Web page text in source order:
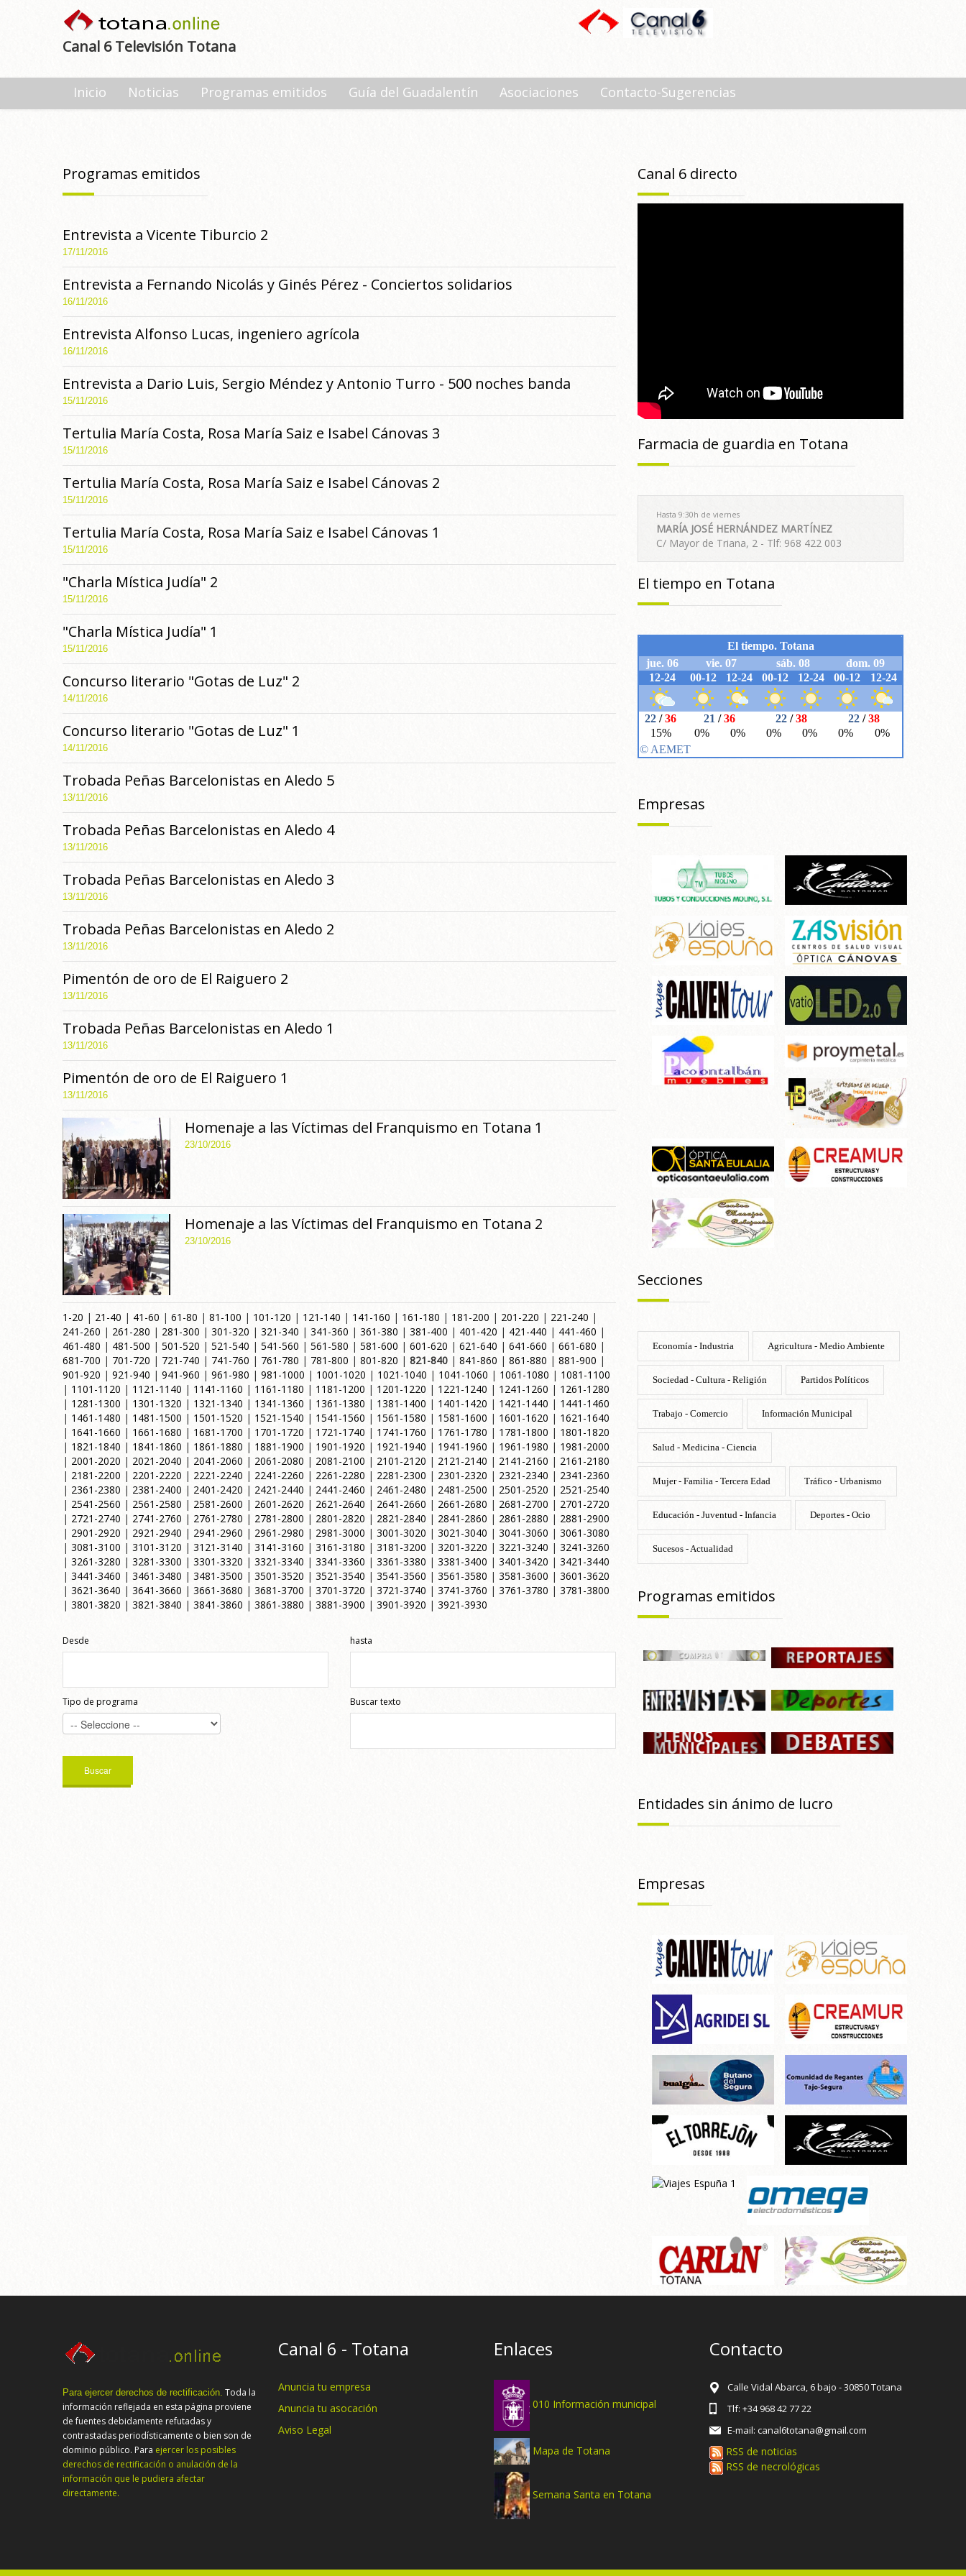
Canal 6 Televisión Totana
Inicio Noticias Programas emitidos Guía del Guadalentín Asociaciones Contacto-Sugerencias
Programas emitidos
Entrevista a Vicente Tiburcio 2
17/11/2016
Entrevista a Fernando Nicolás y Ginés Pérez - Conciertos solidarios
16/11/2016
Entrevista Alfonso Lucas, ingeniero agrícola
16/11/2016
Entrevista a Dario Luis, Sergio Méndez y Antonio Turro - 500 noches banda
15/11/2016
Tertulia María Costa, Rosa María Saiz e Isabel Cánovas 3
15/11/2016
Tertulia María Costa, Rosa María Saiz e Isabel Cánovas 2
15/11/2016
Tertulia María Costa, Rosa María Saiz e Isabel Cánovas 1
15/11/2016
"Charla Mística Judía" 2
15/11/2016
"Charla Mística Judía" 1
15/11/2016
Concurso literario "Gotas de Luz" 2
14/11/2016
Concurso literario "Gotas de Luz" 1
14/11/2016
Trobada Peñas Barcelonistas en Aledo 5
13/11/2016
Trobada Peñas Barcelonistas en Aledo 4
13/11/2016
Trobada Peñas Barcelonistas en Aledo 3
13/11/2016
Trobada Peñas Barcelonistas en Aledo 2
13/11/2016
Pimentón de oro de El Raiguero 2
13/11/2016
Trobada Peñas Barcelonistas en Aledo 1
13/11/2016
Pimentón de oro de El Raiguero 1
13/11/2016
Homenaje a las Víctimas del Franquismo en Totana 1
23/10/2016
Homenaje a las Víctimas del Franquismo en Totana 2
23/10/2016
1-20 | 21-40 | 41-60 | 61-80 | 81-100 | 101-120 | 121-140 | 141-160 | 161-180 | 181-200 | 201-220 | 221-240 |
241-260 | 261-280 | 281-300 | 301-320 | 321-340 | 341-360 | 361-380 | 381-400 | 401-420 | 421-440 | 441-460 |
461-480 | 481-500 | 501-520 | 521-540 | 541-560 | 561-580 | 581-600 | 601-620 | 621-640 | 641-660 | 661-680 |
681-700 | 701-720 | 721-740 | 741-760 | 761-780 | 781-800 | 801-820 | 821-840 | 841-860 | 861-880 | 881-900 |
901-920 | 921-940 | 941-960 | 961-980 | 981-1000 | 1001-1020 | 1021-1040 | 1041-1060 | 1061-1080 | 1081-1100
| 1101-1120 | 1121-1140 | 1141-1160 | 1161-1180 | 1181-1200 | 1201-1220 | 1221-1240 | 1241-1260 | 1261-1280
| 1281-1300 | 1301-1320 | 1321-1340 | 1341-1360 | 1361-1380 | 1381-1400 | 1401-1420 | 1421-1440 | 1441-1460
| 1461-1480 | 1481-1500 | 1501-1520 | 1521-1540 | 1541-1560 | 1561-1580 | 1581-1600 | 1601-1620 | 1621-1640
| 1641-1660 | 1661-1680 | 1681-1700 | 1701-1720 | 1721-1740 | 1741-1760 | 1761-1780 | 1781-1800 | 1801-1820
| 1821-1840 | 1841-1860 | 1861-1880 | 1881-1900 | 1901-1920 | 1921-1940 | 1941-1960 | 1961-1980 | 1981-2000
| 2001-2020 | 2021-2040 | 2041-2060 | 2061-2080 | 2081-2100 | 2101-2120 | 2121-2140 | 2141-2160 | 2161-2180
| 2181-2200 | 2201-2220 | 2221-2240 | 2241-2260 | 2261-2280 | 2281-2300 | 2301-2320 | 2321-2340 | 2341-2360
| 2361-2380 | 2381-2400 | 2401-2420 | 2421-2440 | 2441-2460 | 2461-2480 | 2481-2500 | 2501-2520 | 2521-2540
| 2541-2560 | 2561-2580 | 2581-2600 | 2601-2620 | 2621-2640 | 2641-2660 | 2661-2680 | 2681-2700 | 2701-2720
| 2721-2740 | 2741-2760 | 2761-2780 | 2781-2800 | 2801-2820 | 2821-2840 | 2841-2860 | 2861-2880 | 2881-2900
| 2901-2920 | 2921-2940 | 2941-2960 | 2961-2980 | 2981-3000 | 3001-3020 | 3021-3040 | 3041-3060 | 3061-3080
| 3081-3100 | 3101-3120 | 3121-3140 | 3141-3160 | 3161-3180 | 3181-3200 | 3201-3220 | 3221-3240 | 3241-3260
| 3261-3280 | 3281-3300 | 3301-3320 | 3321-3340 | 3341-3360 | 3361-3380 | 3381-3400 | 3401-3420 | 3421-3440
| 3441-3460 | 3461-3480 | 3481-3500 | 3501-3520 | 3521-3540 | 3541-3560 | 3561-3580 | 3581-3600 | 3601-3620
| 3621-3640 | 3641-3660 | 3661-3680 | 3681-3700 | 3701-3720 | 3721-3740 | 3741-3760 | 3761-3780 | 3781-3800
| 3801-3820 | 3821-3840 | 3841-3860 | 3861-3880 | 3881-3900 | 3901-3920 | 3921-3930
Desde
Tipo de programa
hasta
Buscar texto
Canal 6 directo
Farmacia de guardia en Totana
Hasta 9:30h de viernes
MARÍA JOSÉ HERNÁNDEZ MARTÍNEZ
C/ Mayor de Triana, 2 - Tlf: 968 422 003
El tiempo en Totana
Empresas
Secciones
Economía - Industria Agricultura - Medio Ambiente
Sociedad - Cultura - Religión Partidos Políticos
Trabajo - Comercio Información Municipal
Salud - Medicina - Ciencia
Mujer - Familia - Tercera Edad Tráfico - Urbanismo
Educación - Juventud - Infancia Deportes - Ocio
Sucesos - Actualidad
Programas emitidos
Entidades sin ánimo de lucro
Empresas
Para ejercer derechos de rectificación. Toda la
información reflejada en esta página proviene
de fuentes debidamente refutadas y
contrastadas periodísticamente o bien son de
dominio público. Para ejercer los posibles
derechos de rectificación o anulación de la
información que le pudiera afectar
directamente.
Canal 6 - Totana
Anuncia tu empresa
Anuncia tu asocación
Aviso Legal
Enlaces
010 Información municipal
Mapa de Totana
Semana Santa en Totana
Contacto
Calle Vidal Abarca, 6 bajo - 30850 Totana
Tlf: +34 968 42 77 22
E-mail: canal6totana@gmail.com
RSS de noticias
RSS de necrológicas